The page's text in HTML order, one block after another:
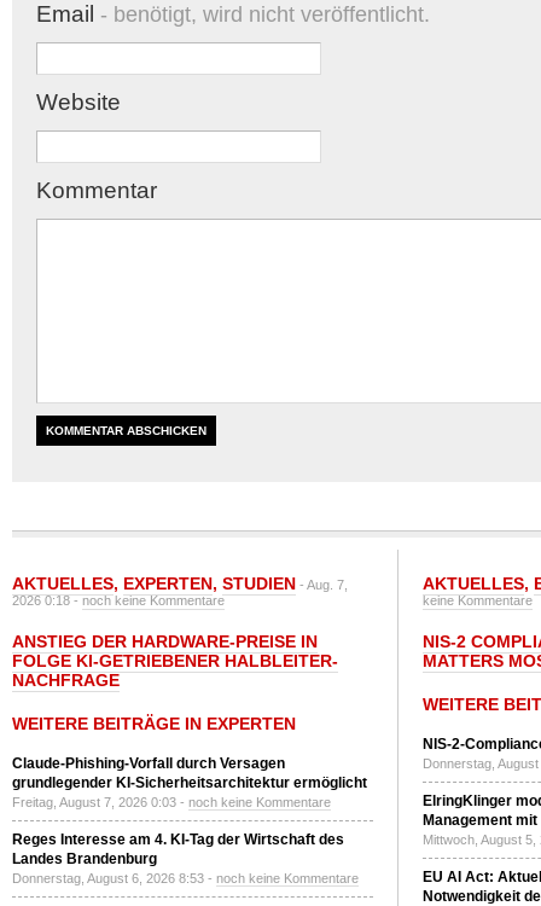
Email - benötigt, wird nicht veröffentlicht.
Website
Kommentar
AKTUELLES, EXPERTEN, STUDIEN - Aug. 7,
2026 0:18 -noch keine Kommentare
ANSTIEG DER HARDWARE-PREISE IN
FOLGE KI-GETRIEBENER HALBLEITER-
NACHFRAGE
WEITERE BEITRÄGE IN EXPERTEN
Claude-Phishing-Vorfall durch Versagen
grundlegender KI-Sicherheitsarchitektur ermöglicht
Freitag, August 7, 2026 0:03 - noch keine Kommentare
Reges Interesse am 4. KI-Tag der Wirtschaft des
Landes Brandenburg
Donnerstag, August 6, 2026 8:53 - noch keine Kommentare
AKTUELLES,
keine Kommentare
NIS-2
MATTERS
WEITERE
NIS-2-
Donnerstag,
ElringKlinger
Management
Mittwoch, August
EU AI Act:
Notwendigkeit